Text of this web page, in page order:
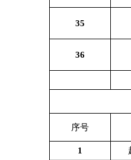
35
36
序号
1